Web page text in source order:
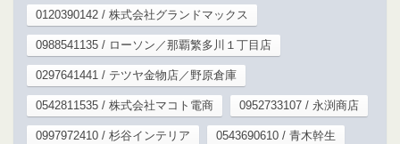
0120390142 / 株式会社グランドマックス
0988541135 / ローソン／那覇繁多川１丁目店
0297641441 / テツヤ金物店／野原倉庫
0542811535 / 株式会社マコト電商 0952733107 / 永渕商店
0997972410 / 杉谷インテリア 0543690610 / 青木幹生